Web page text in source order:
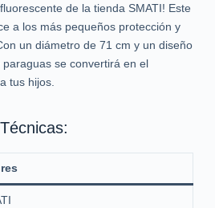
de la tienda SMATI! Este
a los más pequeños protección y
un diámetro de 71 cm y un diseño
se convertirá en el
tus hijos.